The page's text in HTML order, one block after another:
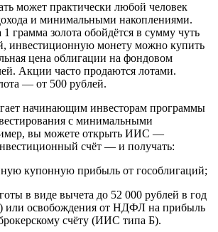
может практически любой человек
и минимальными накоплениями.
грамма золота обойдётся в сумму чуть
инвестиционную монету можно купить
цена облигации на фондовом
Акции часто продаются лотами.
— от 500 рублей.
начинающим инвесторам программы
с минимальными
вы можете открыть ИИС —
счёт — и получать:
купонную прибыль от гособлигаций;
в виде вычета до 52 000 рублей в год
освобождения от НДФЛ на прибыль
счёту (ИИС типа Б).